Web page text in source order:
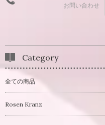
お問い合わせ
Category
全ての商品
Rosen Kranz